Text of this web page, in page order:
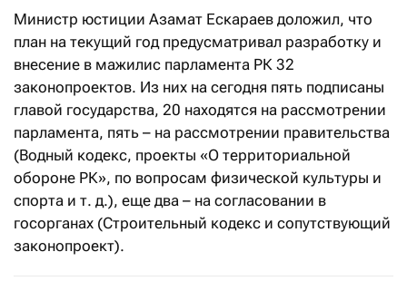
Министр юстиции Азамат Ескараев доложил, что
план на текущий год предусматривал разработку и
внесение в мажилис парламента РК 32
законопроектов. Из них на сегодня пять подписаны
главой государства, 20 находятся на рассмотрении
парламента, пять – на рассмотрении правительства
(Водный кодекс, проекты «О территориальной
обороне РК», по вопросам физической культуры и
спорта и т. д.), еще два – на согласовании в
госорганах (Строительный кодекс и сопутствующий
законопроект).